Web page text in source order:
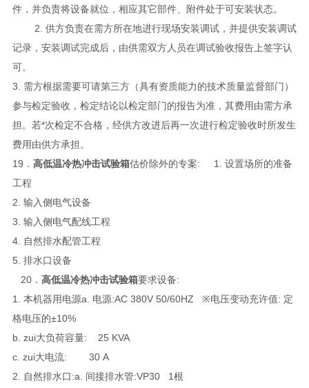
件，并负责将设备就位，相应其它部件、附件处于可安装状态。
2. 供方负责在需方所在地进行现场安装调试，并提供安装调试
记录，安装调试完成后，由供需双方人员在调试验收报告上签字认
可。
3. 需方根据需要可请第三方（具有资质能力的技术质量监督部门）
参与检定验收，检定结论以检定部门的报告为准，其费用由需方承
担。若*次检定不合格，经供方改进后再一次进行检定验收时所发生
费用由供方承担。
19． 高低温冷热冲击试验箱估价除外的专案: 1. 设置场所的准备
工程
2. 输入侧电气设备
3. 输入侧电气配线工程
4. 自然排水配管工程
5. 排水口设备
20． 高低温冷热冲击试验箱要求设备:
1. 本机器用电源a. 电源:AC 380V 50/60HZ ※电压变动充许值: 定
格电压的±10%
b. zui大负荷容量: 25 KVA
c. zui大电流: 30 A
2. 自然排水口:a. 间接排水管:VP30 1根